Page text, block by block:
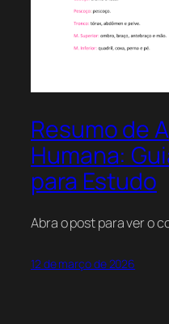
Resumo de
Humana:
para Estudo
Abra o post para ver o
12 de março de 2026